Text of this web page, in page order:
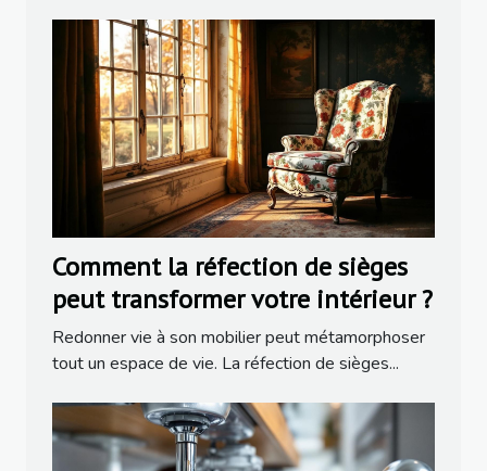
Comment la réfection de sièges
peut transformer votre intérieur ?
Redonner vie à son mobilier peut métamorphoser
tout un espace de vie. La réfection de sièges...